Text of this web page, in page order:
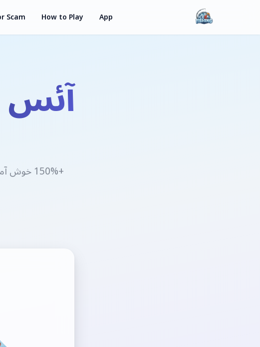
App
How to Play
Scam
آئس
+150% خوش آمدید بونس اور 30 مفت اسپنز پہلے ڈپازٹ پر حاصل کریں